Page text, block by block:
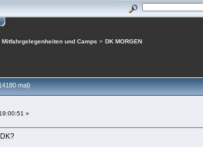
Mitfahrgelegenheiten und Camps > DK MORGEN
mal)
»